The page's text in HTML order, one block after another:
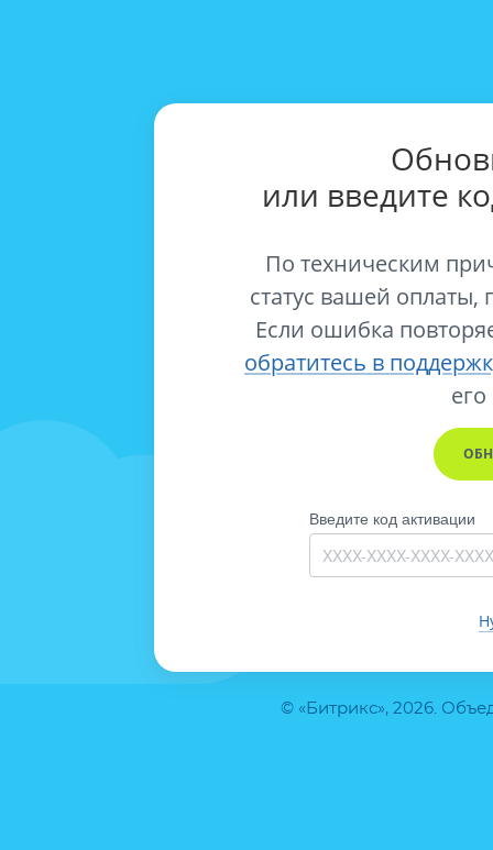
© «Битрикс», 2026.
или введите
По техническим
статус вашей оплаты,
Если ошибка
обратитесь в
его
Введите код активации